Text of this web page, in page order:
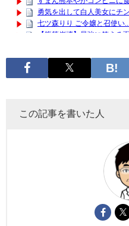
この記事を書いた人